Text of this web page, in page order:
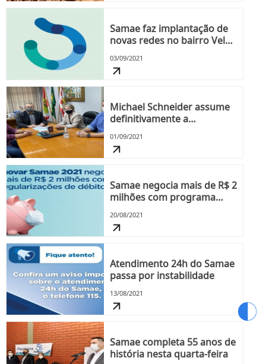
Samae faz implantação de
novas redes no bairro Velha
03/09/2021
Michael Schneider assume
definitivamente a
01/09/2021
Samae negocia mais de R$ 2
milhões com programa
20/08/2021
Atendimento 24h do Samae
passa por instabilidade
13/08/2021
Samae completa 55 anos de
história nesta quarta-feira